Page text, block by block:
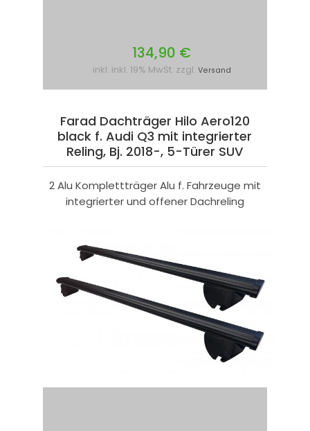
134,90 €
inkl. inkl. 19% MwSt. zzgl. Versand
Farad Dachträger Hilo Aero120
black f. Audi Q3 mit integrierter
Reling, Bj. 2018-, 5-Türer SUV
2 Alu Komplettträger Alu f. Fahrzeuge mit
integrierter und offener Dachreling